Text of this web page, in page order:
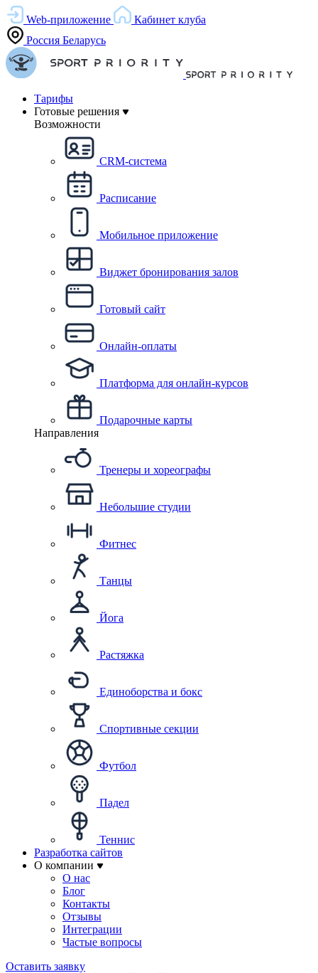
Web-приложение
Кабинет клуба
Россия Беларусь
Тарифы
Готовые решения
Возможности
CRM-система
Расписание
Мобильное приложение
Виджет бронирования залов
Готовый сайт
Онлайн-оплаты
Платформа для онлайн-курсов
Подарочные карты
Направления
Тренеры и хореографы
Небольшие студии
Фитнес
Танцы
Йога
Растяжка
Единоборства и бокс
Спортивные секции
Футбол
Падел
Теннис
Разработка сайтов
О компании
О нас
Блог
Контакты
Отзывы
Интеграции
Частые вопросы
Оставить заявку